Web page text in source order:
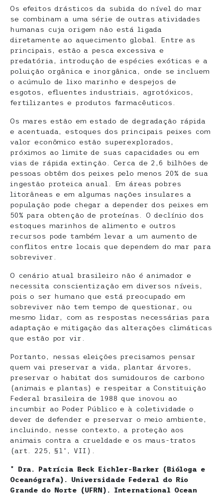
Os efeitos drásticos da subida do nível do mar
se combinam a uma série de outras atividades
humanas cuja origem não está ligada
diretamente ao aquecimento global. Entre as
principais, estão a pesca excessiva e
predatória, introdução de espécies exóticas e a
poluição orgânica e inorgânica, onde se incluem
o acúmulo de lixo marinho e despejos de
esgotos, efluentes industriais, agrotóxicos,
fertilizantes e produtos farmacêuticos.
Os mares estão em estado de degradação rápida
e acentuada, estoques dos principais peixes com
valor econômico estão superexplorados,
próximos ao limite de suas capacidades ou em
vias de rápida extinção. Cerca de 2,6 bilhões de
pessoas obtêm dos peixes pelo menos 20% de sua
ingestão proteica anual. Em áreas pobres
litorâneas e em algumas nações insulares a
população pode chegar a depender dos peixes em
50% para obtenção de proteínas. O declínio dos
estoques marinhos de alimento e outros
recursos pode também levar a um aumento de
conflitos entre locais que dependem do mar para
sobreviver.
O cenário atual brasileiro não é animador e
necessita conscientização em diversos níveis,
pois o ser humano que está preocupado em
sobreviver não tem tempo de questionar, ou
mesmo lidar, com as respostas necessárias para
adaptação e mitigação das alterações climáticas
que estão por vir.
Portanto, nessas eleições precisamos pensar
quem vai preservar a vida, plantar árvores,
preservar o habitat dos sumidouros de carbono
(animais e plantas) e respeitar a Constituição
Federal brasileira de 1988 que inovou ao
incumbir ao Poder Público e à coletividade o
dever de defender e preservar o meio ambiente,
incluindo, nesse contexto, a proteção aos
animais contra a crueldade e os maus-tratos
(art. 225, §1º, VII).
* Dra. Patrícia Beck Eichler-Barker (Bióloga e
Oceanógrafa). Universidade Federal do Rio
Grande do Norte (UFRN). International Ocean